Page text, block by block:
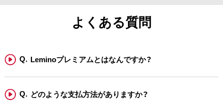
よくある質問
Leminoプレミアムとはなんですか？
どのような支払方法がありますか？